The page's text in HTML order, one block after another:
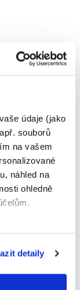
údaje (jako
souborů
na vašem
náhled na
ohledně
metrů
aktivního
detaily
/